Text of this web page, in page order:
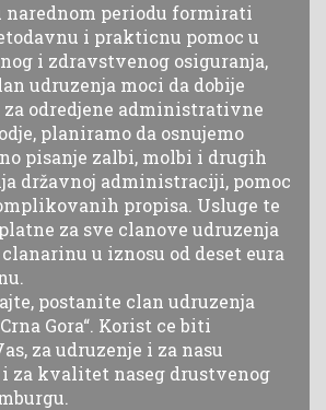
narednom periodu formirati
i prakticnu pomoc u
i zdravstvenog osiguranja,
udruzenja moci da dobije
odredjene administrativne
planiramo da osnujemo
pisanje zalbi, molbi i drugih
državnoj administraciji, pomoc
propisa. Usluge te
za sve clanove udruzenja
u iznosu od deset eura
postanite clan udruzenja
Gora“. Korist ce biti
za udruzenje i za nasu
za kvalitet naseg drustvenog